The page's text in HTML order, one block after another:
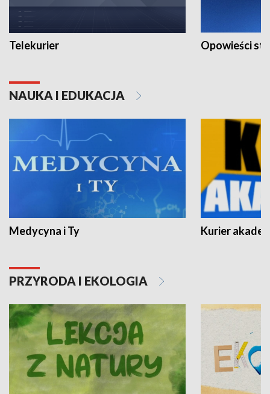
Telekurier Opowieści
NAUKA I EDUKACJA
Medycyna i Ty Kurier
PRZYRODA I EKOLOGIA